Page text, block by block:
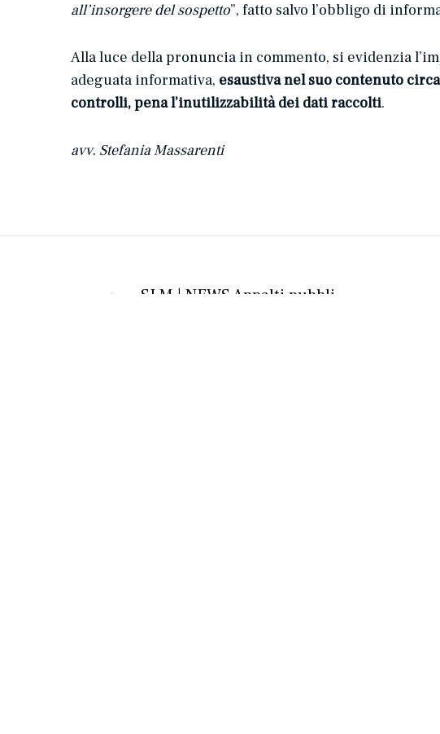
all’insorgere del sospetto”, fatto salvo l’obbligo di
Alla luce della pronuncia in commento, si evidenzia
adeguata informativa, esaustiva nel suo contenuto
controlli, pena l’inutilizzabilità dei dati raccolti.
avv. Stefania Massarenti